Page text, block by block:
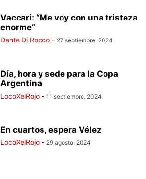
Vaccari: “Me voy con una tristeza
enorme”
Dante Di Rocco - 27 septiembre, 2024
Día, hora y sede para la Copa
Argentina
LocoXelRojo - 11 septiembre, 2024
En cuartos, espera Vélez
LocoXelRojo - 29 agosto, 2024